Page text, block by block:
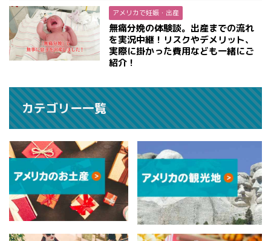
アメリカで妊娠・出産
無痛分娩の体験談。出産までの流れ
を実況中継！リスクやデメリット、
実際に掛かった費用なども一緒にご
紹介！
カテゴリー一覧